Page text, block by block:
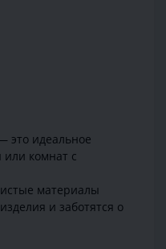
это идеальное
комнат с
материалы
и заботятся о